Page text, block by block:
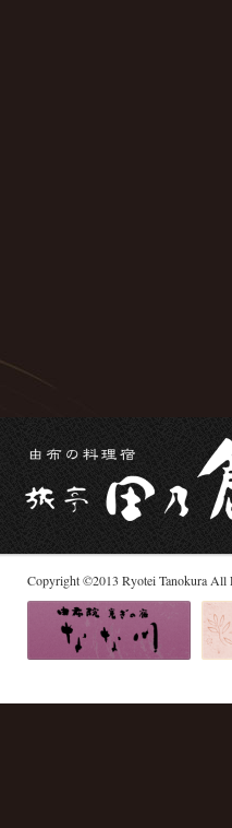
Copyright©2013 Ryotei Tanokura All